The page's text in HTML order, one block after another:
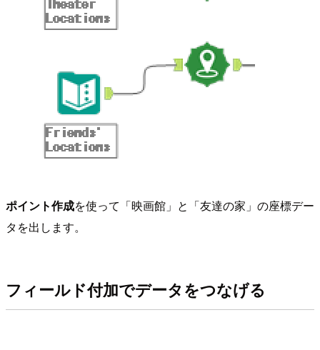
ポイント作成を使って「映画館」と「友達の家」の座標デー
タを出します。
フィールド付加でデータをつなげる